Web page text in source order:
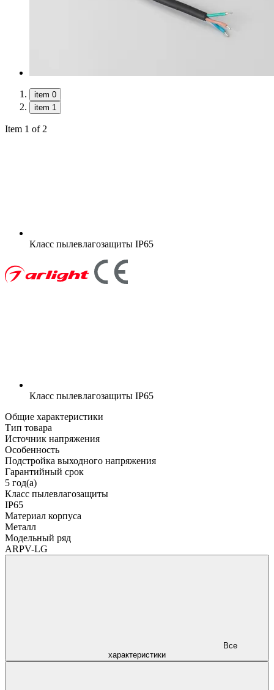
item 0
item 1
Item 1 of 2
Класс пылевлагозащиты IP65
Класс пылевлагозащиты IP65
Общие характеристики
Тип товара
Источник напряжения
Особенность
Подстройка выходного напряжения
Гарантийный срок
5 год(а)
Класс пылевлагозащиты
IP65
Материал корпуса
Металл
Модельный ряд
ARPV-LG
характеристики